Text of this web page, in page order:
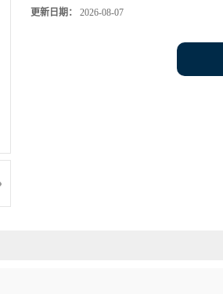
更新日期： 2026-08-07